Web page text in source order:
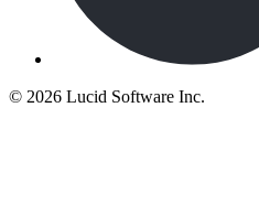
© 2026 Lucid Software Inc.